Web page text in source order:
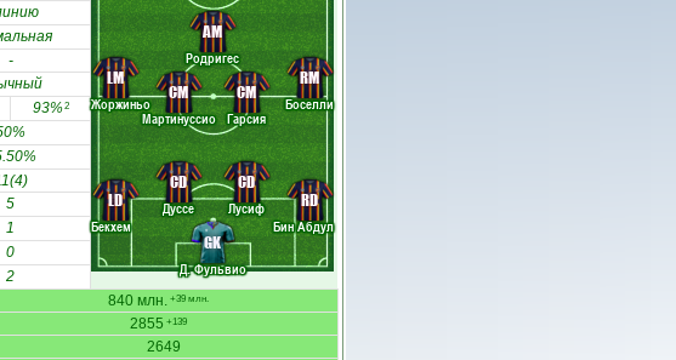
Д. Фульвио
Бекхем
Дуссе
Лусиф
Бин Абдул
Жоржиньо
Мартинуссио Гарсия
Родригес
Боселли
GK
LD
CD
CD
RD
LM
CM CM
AM
RM
-
93%2
5
1
0
2
840 млн. +39 млн.
2855 +139
2649